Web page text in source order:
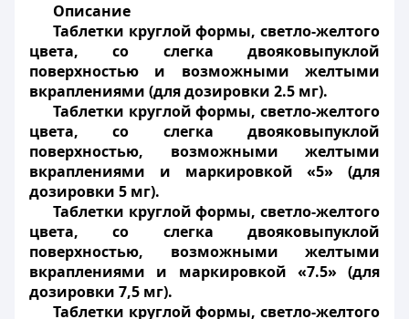
Описание
Таблетки круглой формы, светло-желтого
цвета, со слегка двояковыпуклой
поверхностью и возможными желтыми
вкраплениями (для дозировки 2.5 мг).
Таблетки круглой формы, светло-желтого
цвета, со слегка двояковыпуклой
поверхностью, возможными желтыми
вкраплениями и маркировкой «5» (для
дозировки 5 мг).
Таблетки круглой формы, светло-желтого
цвета, со слегка двояковыпуклой
поверхностью, возможными желтыми
вкраплениями и маркировкой «7.5» (для
дозировки 7,5 мг).
Таблетки круглой формы, светло-желтого